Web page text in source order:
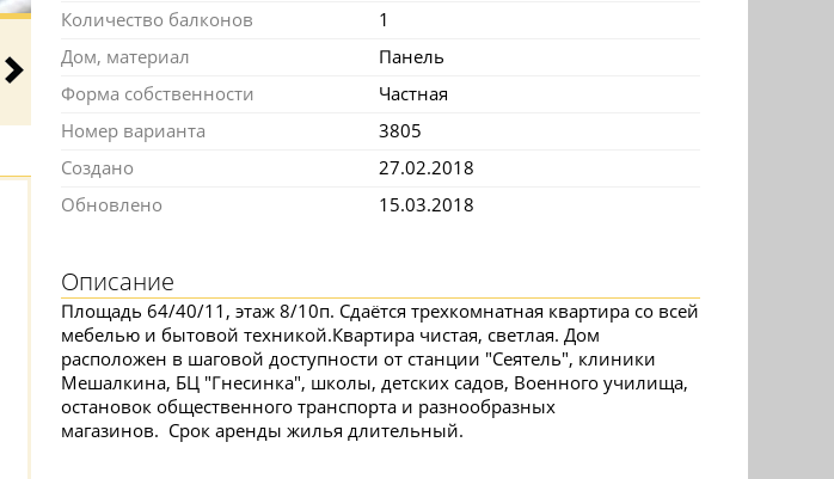
Количество балконов
1
Дом, материал
Панель
Форма собственности
Частная
Номер варианта
3805
Создано
27.02.2018
Обновлено
15.03.2018
Описание
Площадь 64/40/11, этаж 8/10п. Сдаётся трехкомнатная квартира со всей
мебелью и бытовой техникой.Квартира чистая, светлая. Дом
расположен в шаговой доступности от станции "Сеятель", клиники
Мешалкина, БЦ "Гнесинка", школы, детских садов, Военного училища,
остановок общественного транспорта и разнообразных
магазинов. Срок аренды жилья длительный.